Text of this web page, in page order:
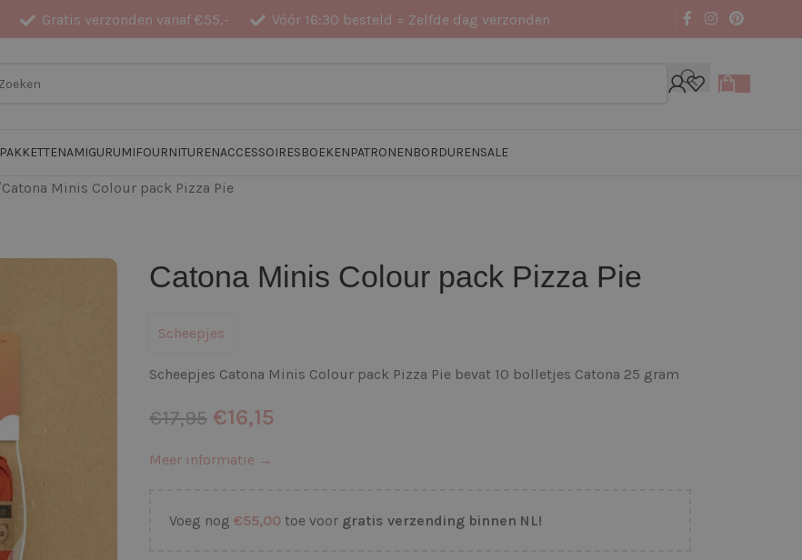
Gratis verzonden vanaf €55,- Vóór 16:30 besteld = Zelfde dag verzonden
PAKKETTENAMIGURUMIFOURNITURENACCESSOIRESBOEKENPATRONENBORDURENSALE
Catona Minis Colour pack Pizza Pie
Catona Minis Colour pack Pizza Pie
Scheepjes
Scheepjes Catona Minis Colour pack Pizza Pie bevat 10 bolletjes Catona 25 gram
€17,95 €16,15
Meer informatie →
Voeg nog €55,00toe voor gratis verzending binnen NL!